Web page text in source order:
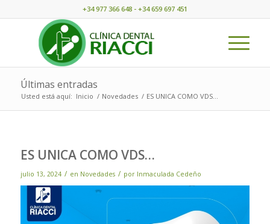
+34 977 366 648 - +34 659 697 451
Últimas entradas
Usted está aquí: Inicio / Novedades / ES UNICA COMO VDS…
ES UNICA COMO VDS…
julio 13, 2024 / en Novedades / por Inmaculada Cedeño